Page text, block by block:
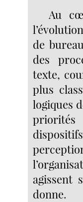
Au
de
des
texte,
plus
logiques
agissent
donne.